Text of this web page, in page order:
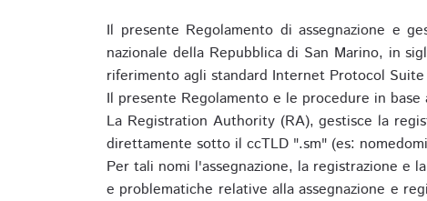
Il presente Regolamento di assegnazione e
nazionale della Repubblica di San Marino, in
riferimento agli standard Internet Protocol
Il presente Regolamento e le procedure in
La Registration Authority (RA), gestisce la
direttamente sotto il ccTLD ".sm" (es:
Per tali nomi l'assegnazione, la registrazione e
e problematiche relative alla assegnazione e